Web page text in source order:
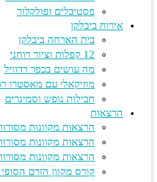
פסטיבלים ופולקלור
אירוח ביבלקן
בית הארחה ביבלקן
מה עושים בכפר רדוויל
מוזיקאלי עם מאסטרו רון
חבילות נופש וסמינרים
הרצאות
הרצאות מקוונות מסורות
הרצאות מקוונות מסורות
הרצאות מקוונות מסורות
קורס מקוון הזרם הסופי